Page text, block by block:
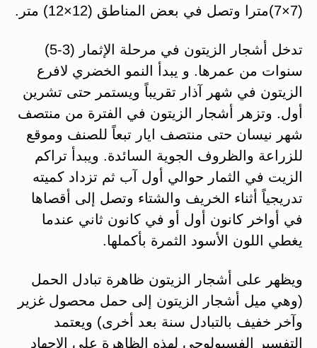
(7×7)مترا وتصل في بعض المناطق (12×12) متر.
تدخل أشجار الزيتون في مرحلة الإثمار (3-5)
سنوات من عمرها. و يبدأ النمو الخضري لافرع
الزيتون في شهر آذار تقريباً ويستمر حتى تشرين
أول. وتزهر أشجار الزيتون في الفترة من منتصف
شهر نيسان حتى منتصف ايار تبعاً للصنف وموقع
للزراعة والظروف الجوية السائدة. ويبدأ تراكم
الزيت في الثمار حوالي أول آب ثم تزداد كميته
تدريجياً أثناء الخريف والشتاء وتصل إلى أقصاها
في أواخر كانون أول أو في كانون ثاني عندما
يغطي اللون الأسود الثمرة بأكملها.
ويظهر على أشجار الزيتون ظاهرة تبادل الحمل
(وهي ميل أشجار الزيتون إلى حمل محصول غزير
وآخر خفيف بالتبادل سنة بعد أخرى) ويعتمد
التفسير الفسيولوجي لهذه الظاهرة على الإجهاد